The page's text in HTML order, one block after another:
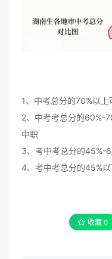
1、中考总分的70%以上
2、中考考总分的60%-
中职
3、考中考总分的45%-
4、考中考总分的45%
收藏 0